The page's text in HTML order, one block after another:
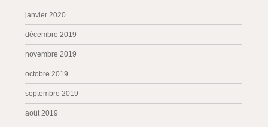
janvier 2020
décembre 2019
novembre 2019
octobre 2019
septembre 2019
août 2019